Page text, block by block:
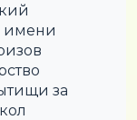
имени
за